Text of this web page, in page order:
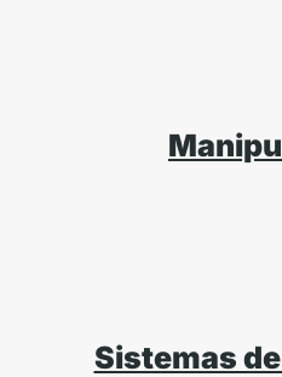
Sistemas